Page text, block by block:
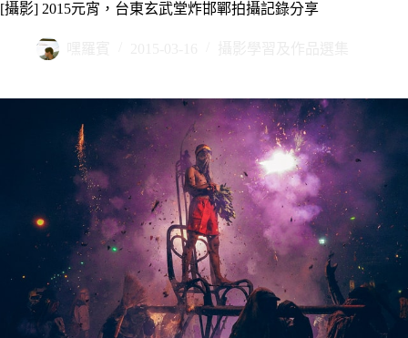
[攝影] 2015元宵，台東玄武堂炸邯鄲拍攝記錄分享